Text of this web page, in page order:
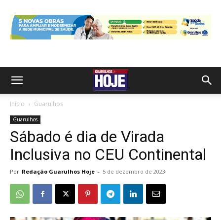
Início Guarulhos
Guarulhos
Sábado é dia de Virada
Inclusiva no CEU Continental
Por Redação Guarulhos Hoje - 5 de dezembro de 2023